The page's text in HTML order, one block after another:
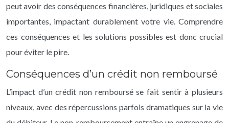
peut avoir des conséquences financières, juridiques et sociales
importantes, impactant durablement votre vie. Comprendre
ces conséquences et les solutions possibles est donc crucial
pour éviter le pire.
Conséquences d’un crédit non remboursé
L’impact d’un crédit non remboursé se fait sentir à plusieurs
niveaux, avec des répercussions parfois dramatiques sur la vie